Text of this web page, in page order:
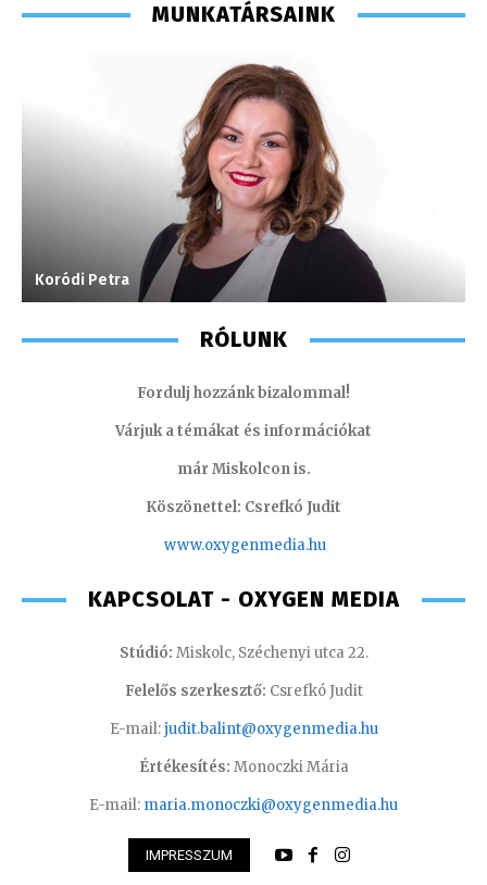
MUNKATÁRSAINK
Koródi Petra
RÓLUNK
Fordulj hozzánk bizalommal!
Várjuk a témákat és információkat
már Miskolcon is.
Köszönettel: Csrefkó Judit
www.oxygenmedia.hu
KAPCSOLAT - OXYGEN MEDIA
Stúdió: Miskolc, Széchenyi utca 22.
Felelős szerkesztő: Csrefkó Judit
E-mail:judit.balint@oxygenmedia.hu
Értékesítés: Monoczki Mária
E-mail: maria.monoczki@oxygenmedia.hu
IMPRESSZUM